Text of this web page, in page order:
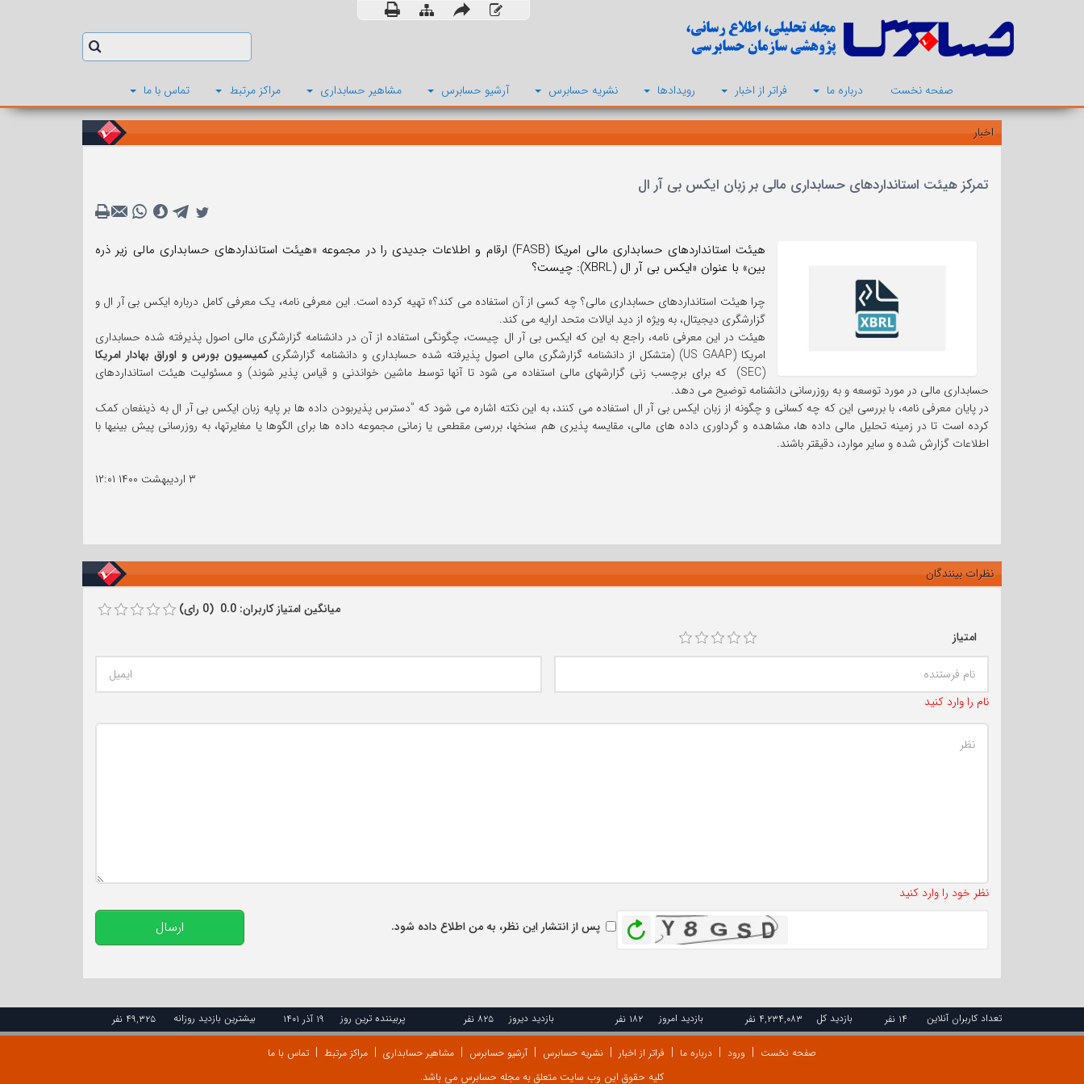
صفحه نخست درباره ما فراتر از اخبار رویدادها نشریه حسابرس آرشیو حسابرس مشاهیر حسابداری مراکز مرتبط تماس با ما
اخبار
تمرکز هیئت استانداردهای حسابداری مالی بر زبان ایکس بی آر ال
هیئت استانداردهای حسابداری مالی امریکا (FASB) ارقام و اطلاعات جدیدی را در مجموعه «هیئت استانداردهای حسابداری مالی زیر ذره
بین» با عنوان «ایکس بی آر ال (XBRL): چیست؟
چرا هیئت استانداردهای حسابداری مالی؟ چه کسی از آن استفاده می کند؟» تهیه کرده است. این معرفی نامه، یک معرفی کامل درباره ایکس بی آر ال و
گزارشگری دیجیتال، به ویژه از دید ایالات متحد ارایه می کند.
هیئت در این معرفی نامه، راجع به این که ایکس بی آر ال چیست، چگونگی استفاده از آن در دانشنامه گزارشگری مالی اصول پذیرفته شده حسابداری
امریکا (US GAAP) (متشکل از دانشنامه گزارشگری مالی اصول پذیرفته شده حسابداری و دانشنامه گزارشگری
کمیسیون بورس و اوراق بهادار امریکا
(SEC) که برای برچسب زنی گزارشهای مالی استفاده می شود تا آنها توسط ماشین خواندنی و قیاس پذیر شوند) و مسئولیت هیئت استانداردهای
حسابداری مالی در مورد توسعه و به روزرسانی دانشنامه توضیح می دهد.
در پایان معرفی نامه، با بررسی این که چه کسانی و چگونه از زبان ایکس بی آر ال استفاده می کنند، به این نکته اشاره می شود که "دسترس پذیربودن داده ها بر پایه زبان ایکس بی آر ال به ذینفعان کمک
کرده است تا در زمینه تحلیل مالی داده ها، مشاهده و گرداوری داده های مالی، مقایسه پذیری هم سنخها، بررسی مقطعی یا زمانی مجموعه داده ها برای الگوها یا مغایرتها، به روزرسانی پیش بینیها با
اطلاعات گزارش شده و سایر موارد، دقیقتر باشند.
۳ اردیبهشت ۱۴۰۰
۱۲:۰۱
نظرات بینندگان
میانگین امتیاز کاربران: 0.0 (0 رای)
امتیاز
نام را وارد کنید
نظر خود را وارد کنید
بازخوانیپس از انتشار این نظر، به من اطلاع داده شود. ارسال
تعداد کاربران آنلاین ۱۴ نفر بازدید کل ۴,۲۳۴,۰۸۳ نفر بازدید امروز ۱۸۲ نفر بازدید دیروز ۸۲۵ نفر پربیننده ترین روز ۱۹ آذر ۱۴۰۱ بیشترین بازدید روزانه ۴۹,۳۲۵ نفر
صفحه نخست ورود درباره ما فراتر از اخبار نشریه حسابرس آرشیو حسابرس مشاهیر حسابداری مراکز مرتبط تماس با ما
کلیه حقوق این وب سایت متعلق به مجله حسابرس می باشد.